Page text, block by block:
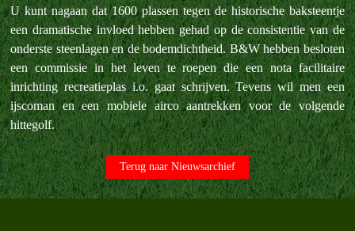
U kunt nagaan dat 1600 plassen tegen de historische baksteentje
een dramatische invloed hebben gehad op de consistentie van de
onderste steenlagen en de bodemdichtheid. B&W hebben besloten
een commissie in het leven te roepen die een nota facilitaire
inrichting recreatieplas i.o. gaat schrijven. Tevens wil men een
ijscoman en een mobiele airco aantrekken voor de volgende
hittegolf.
Terug naar Nieuwsarchief